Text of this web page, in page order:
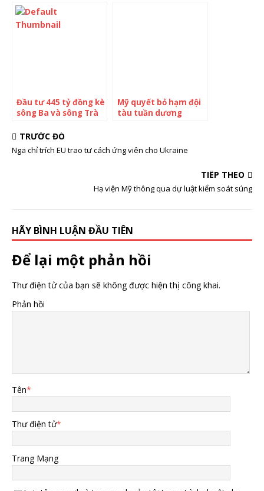
Đầu tư 445 tỷ đồng kè
sông Ba và sông Trà
Mỹ quyết bỏ hạm đội
tàu tuần dương
TRƯỚC ĐÓ
Nga chỉ trích EU trao tư cách ứng viên cho Ukraine
TIẾP THEO
Hạ viện Mỹ thông qua dự luật kiểm soát súng
HÃY BÌNH LUẬN ĐẦU TIÊN
Để lại một phản hồi
Thư điện tử của bạn sẽ không được hiện thị công khai.
Phản hồi
Tên*
Thư điện tử*
Trang Mạng